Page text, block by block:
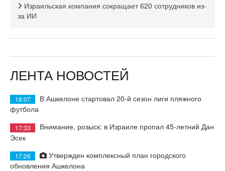
Израильская компания сокращает 620 сотрудников из-
за ИИ
ЛЕНТА НОВОСТЕЙ
18:07
В Ашкелоне стартовал 20-й сезон лиги пляжного
футбола
17:33
Внимание, розыск: в Израиле пропал 45-летний Дан
Эсек
17:26
Утвержден комплексный план городского
обновления Ашкелона